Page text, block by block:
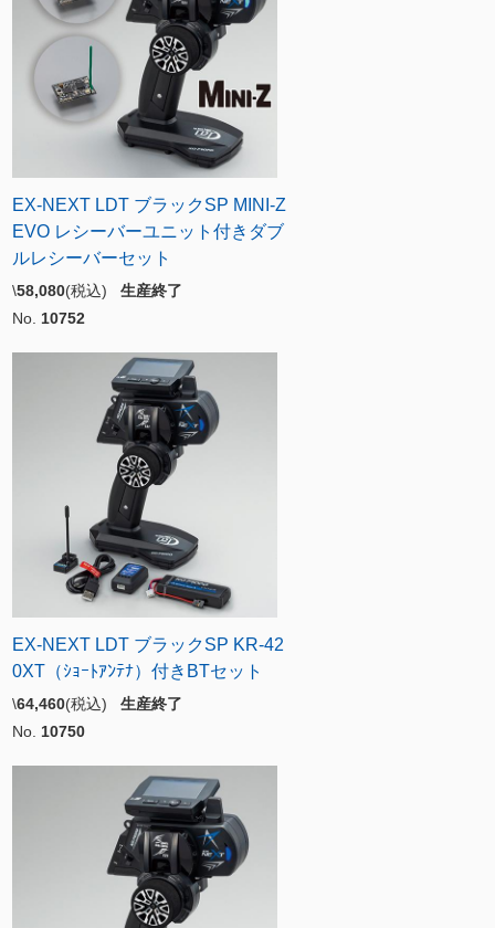
EX-NEXT LDT ブラックSP MINI-Z
EVO レシーバーユニット付きダブ
ルレシーバーセット
\58,080(税込) 生産終了
No. 10752
EX-NEXT LDT ブラックSP KR-42
0XT（ｼｮｰﾄｱﾝﾃﾅ）付きBTセット
\64,460(税込) 生産終了
No. 10750